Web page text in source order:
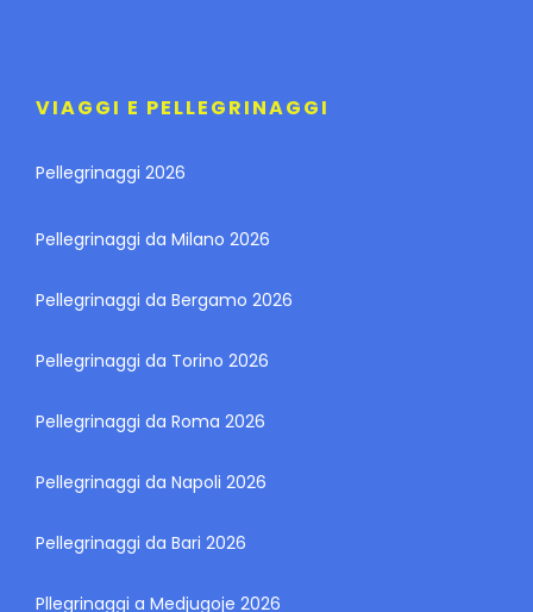
VIAGGI E PELLEGRINAGGI
Pellegrinaggi 2026
Pellegrinaggi da Milano 2026
Pellegrinaggi da Bergamo 2026
Pellegrinaggi da Torino 2026
Pellegrinaggi da Roma 2026
Pellegrinaggi da Napoli 2026
Pellegrinaggi da Bari 2026
Pllegrinaggi a Medjugoje 2026